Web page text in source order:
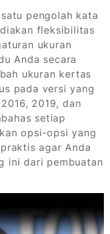
pengolah kata
fleksibilitas
ukuran
Anda secara
ukuran kertas
pada versi yang
2019, dan
setiap
opsi-opsi yang
agar Anda
ini dari pembuatan